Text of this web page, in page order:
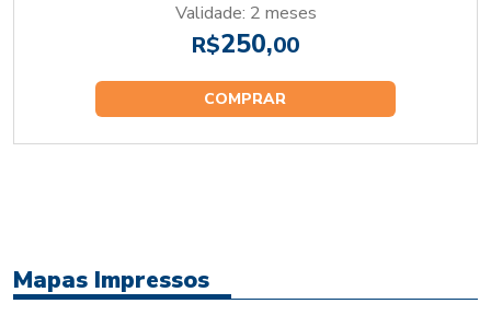
Validade: 2 meses
R$250,00
COMPRAR
Mapas Impressos